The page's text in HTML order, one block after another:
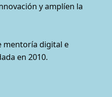
y amplíen la
mentoría digital e
en 2010.